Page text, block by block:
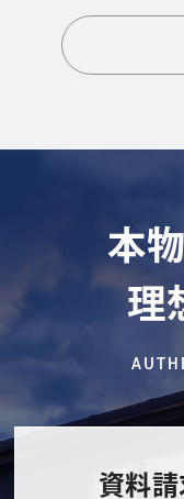
本物
理
資料